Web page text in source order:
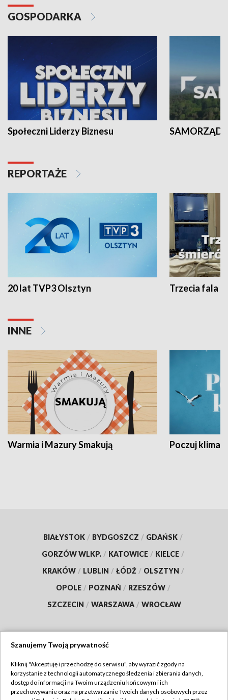
GOSPODARKA
Społeczni Liderzy Biznesu SAMORZĄD
REPORTAŻE
20 lat TVP3 Olsztyn Trzecia fala -
INNE
Warmia i Mazury Smakują Poczuj klimat
BIAŁYSTOK / BYDGOSZCZ / GDAŃSK /
GORZÓW WLKP. / KATOWICE / KIELCE /
KRAKÓW / LUBLIN / ŁÓDŹ / OLSZTYN /
OPOLE / POZNAŃ / RZESZÓW /
SZCZECIN / WARSZAWA / WROCŁAW
TVP
Abonament TVP
Regulamin TVP
Szanujemy Twoją prywatność
Kliknij "Akceptuję i przechodzę do serwisu", aby wyrazić zgody na
korzystanie z technologii automatycznego śledzenia i zbierania danych,
dostęp do informacji na Twoim urządzeniu końcowym i ich
przechowywanie oraz na przetwarzanie Twoich danych osobowych przez